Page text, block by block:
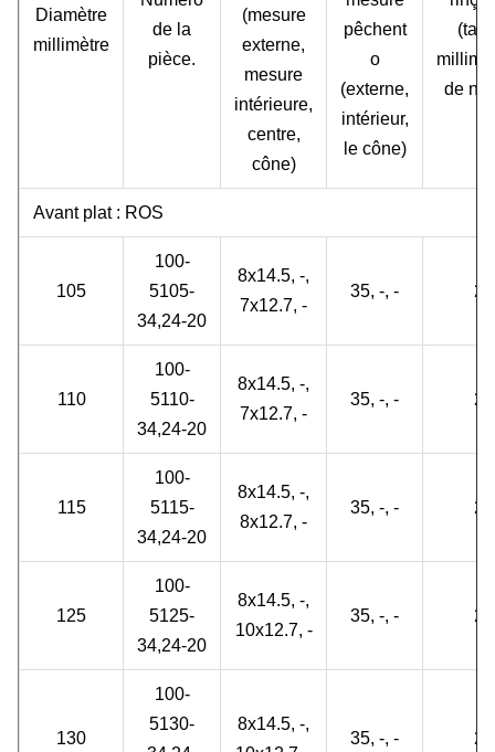
Diamètre
millimètre
de la
pièce.
(mesure
externe,
mesure
intérieure,
centre,
cône)
pêchent
o
(externe,
intérieur,
le cône)
de
Avant plat : ROS
105
100-
5105-
34,24-20
8x14.5, -,
7x12.7, -
35, -, - 2
110
100-
5110-
34,24-20
8x14.5, -,
7x12.7, -
35, -, - 2
115
100-
5115-
34,24-20
8x14.5, -,
8x12.7, -
35, -, - 2
125
100-
5125-
34,24-20
8x14.5, -,
10x12.7, -
35, -, - 2
130
100-
5130-
8x14.5, -,
35, -, - 2